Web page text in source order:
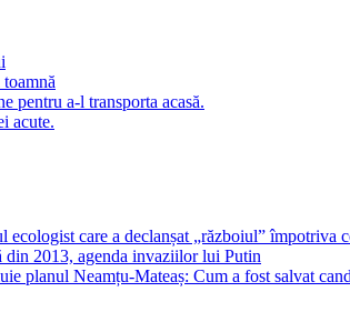
pentru a-l transporta acasă.
acute.
ecologist care a declanșat „războiul” împotriva
din 2013, agenda invaziilor lui Putin
planul Neamțu-Mateaș: Cum a fost salvat